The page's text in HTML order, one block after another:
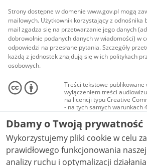
Strony dostępne w domenie www.gov.pl mogą
mailowych. Użytkownik korzystający z odnośnika
mail zgadza się na przetwarzanie jego danych
dobrowolnie podanych danych w wiadomości) w
odpowiedzi na przesłane pytania. Szczegóły
każdą z jednostek znajdują się w ich politykach
osobowych.
Treści tekstowe publikowane
wyłączeniem treści
na licencji typu Creative
- na tych samych warunkach
Materiały audiowizualne, w
audio i wideo, są
Creative Commons: uznanie
niekomercyjne - bez utworów
NC-ND 4.0), o ile nie jest to
Dbamy o Twoją prywatność
Wykorzystujemy pliki cookie w celu
prawidłowego funkcjonowania
analizy ruchu i optymalizacji działania strony.